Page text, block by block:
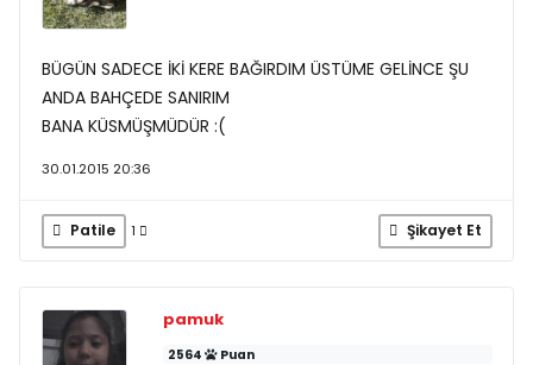
BÜGÜN SADECE İKİ KERE BAĞIRDIM ÜSTÜME GELİNCE ŞU
ANDA BAHÇEDE SANIRIM
BANA KÜSMÜŞMÜDÜR :(
30.01.2015 20:36
Patile 1 Şikayet Et
pamuk
2564 Puan